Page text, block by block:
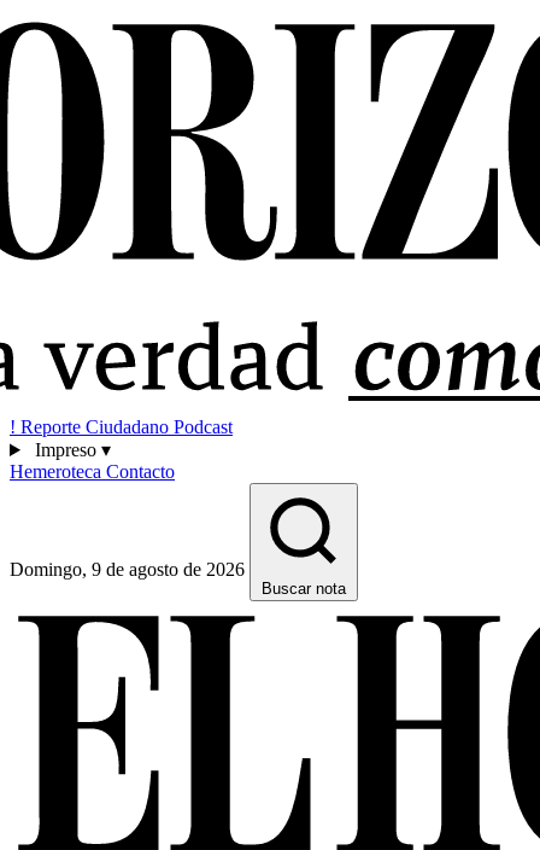
! Reporte Ciudadano Podcast
Impreso ▾
Hemeroteca Contacto
Domingo, 9 de agosto de 2026
Buscar nota